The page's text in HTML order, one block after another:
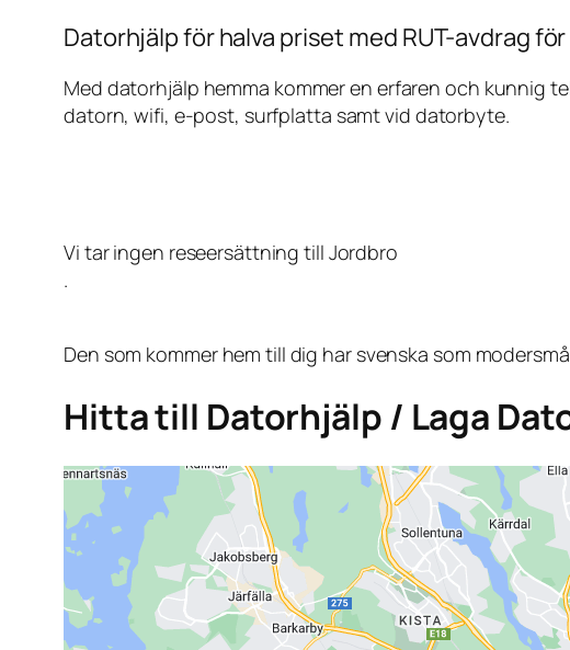
Datorhjälp för halva priset med RUT-avdrag
Med datorhjälp hemma kommer en erfaren och kunnig
datorn, wifi, e-post, surfplatta samt vid datorbyte.
Vi tar ingen reseersättning till Jordbro
.
Den som kommer hem till dig har svenska som
Hitta till Datorhjälp / Laga